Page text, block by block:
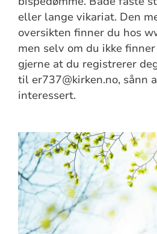
eller lange vikariat. Den
oversikten finner du hos
men selv om du ikke
gjerne at du registrerer
til er737@kirken.no, sånn
interessert.